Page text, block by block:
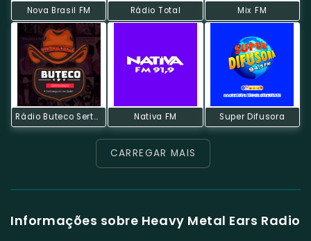
Nova Brasil FM Rádio Total Mix FM
Rádio Buteco Sertanejo Nativa FM Super Difusora
CARREGAR MAIS
Informações sobre Heavy Metal Ears Radio